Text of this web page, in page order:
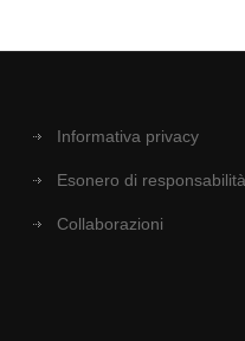
Informativa privacy
Esonero di responsabilità
Collaborazioni